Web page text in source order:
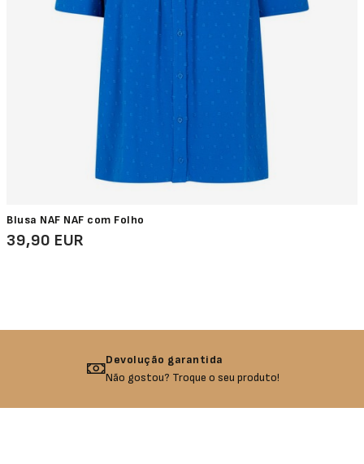
Blusa NAF NAF com Folho
39,90 EUR
Devolução garantida
Não gostou? Troque o seu produto!